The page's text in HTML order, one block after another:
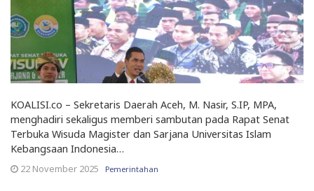
KOALISI.co – Sekretaris Daerah Aceh, M. Nasir, S.IP, MPA,
menghadiri sekaligus memberi sambutan pada Rapat Senat
Terbuka Wisuda Magister dan Sarjana Universitas Islam
Kebangsaan Indonesia…
22 November 2025 Pemerintahan